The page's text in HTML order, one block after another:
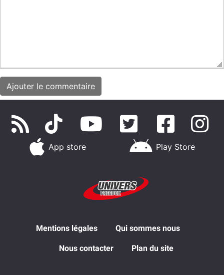
App store Play Store
Mentions légales Qui sommes nous
Nous contacter Plan du site